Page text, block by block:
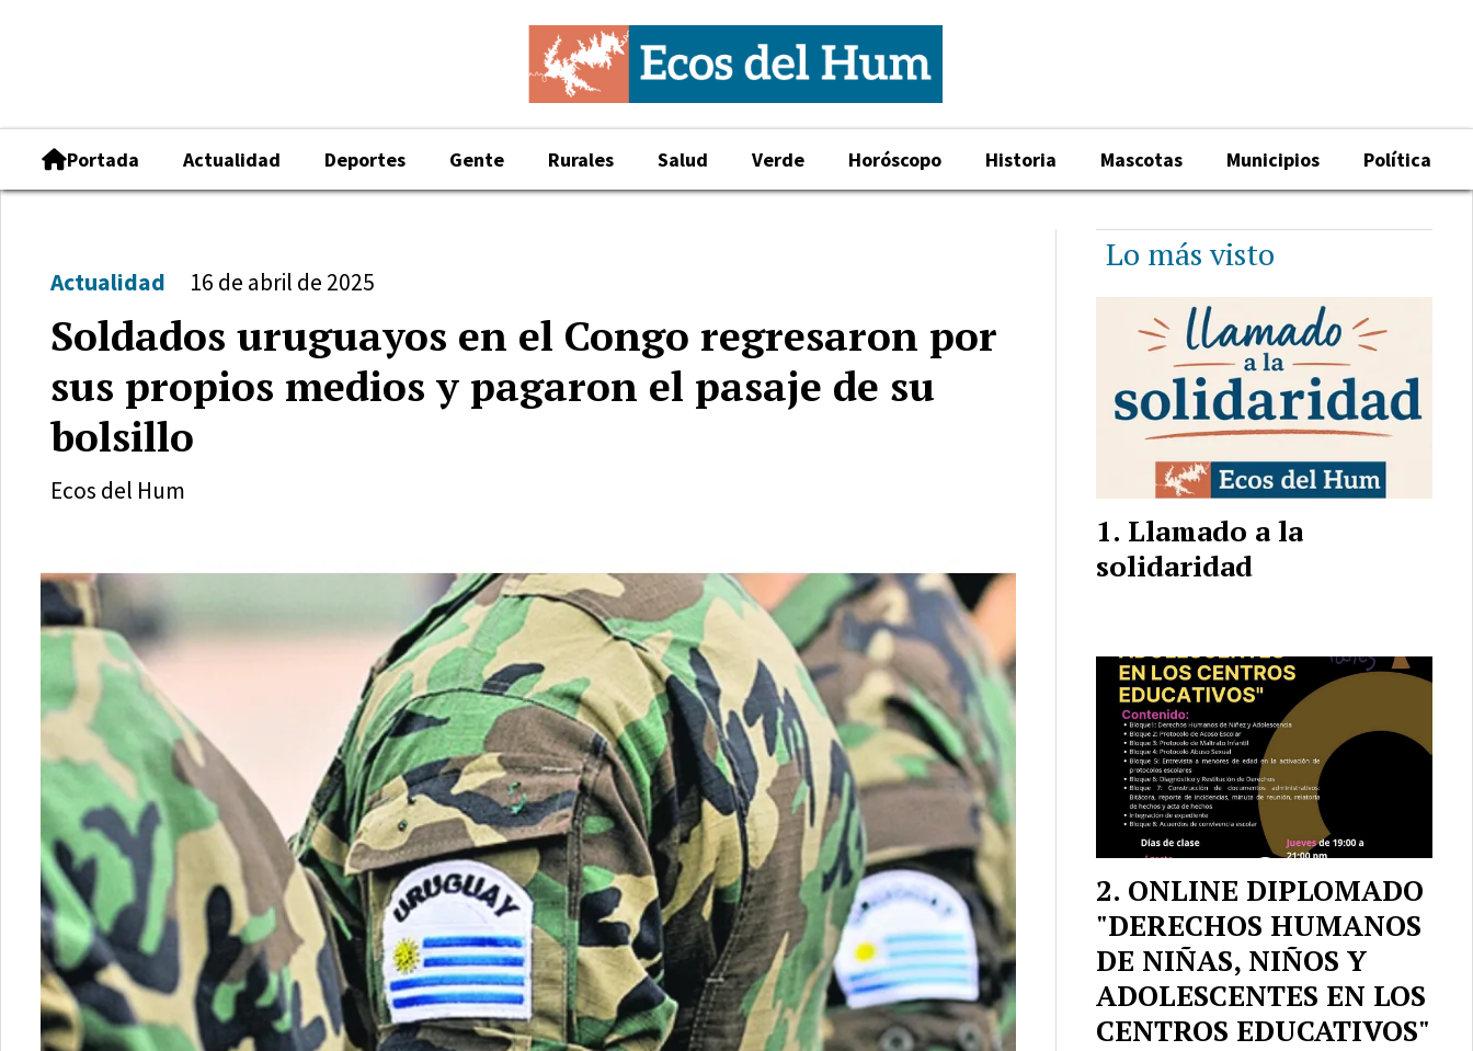
Portada Actualidad Deportes Gente Rurales Salud Verde Horóscopo Historia Mascotas Municipios Política
Soldados uruguayos en el Congo regresaron por
sus propios medios y pagaron el pasaje de su
bolsillo
Actualidad 16 de abril de 2025
Ecos del Hum
Lo más visto
Llamado a la
solidaridad
ONLINE DIPLOMADO
"DERECHOS HUMANOS
DE NIÑAS, NIÑOS Y
ADOLESCENTES EN LOS
CENTROS EDUCATIVOS"